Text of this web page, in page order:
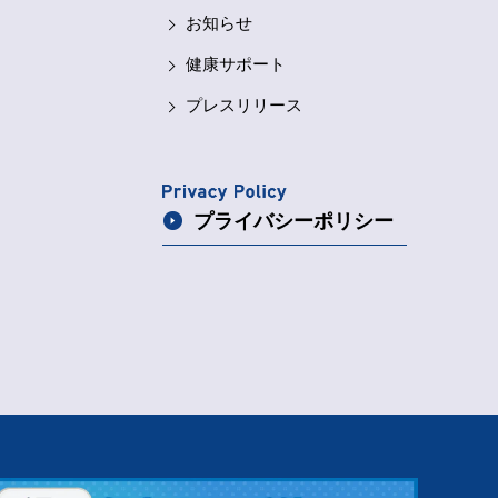
お知らせ
健康サポート
プレスリリース
プライバシーポリシー